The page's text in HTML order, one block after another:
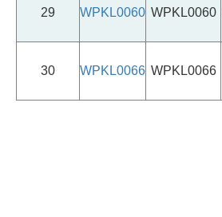
29 WPKL0060 WPKL0060
30 WPKL0066 WPKL0066